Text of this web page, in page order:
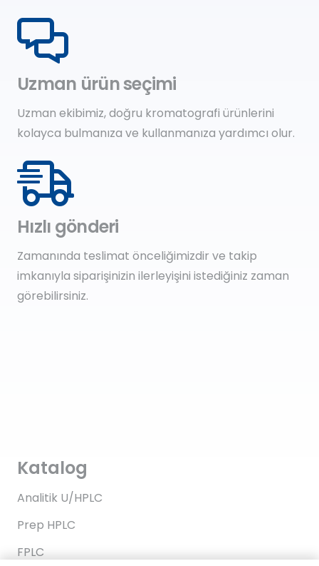
Uzman ürün seçimi
Uzman ekibimiz, doğru kromatografi ürünlerini
kolayca bulmanıza ve kullanmanıza yardımcı olur.
Hızlı gönderi
Zamanında teslimat önceliğimizdir ve takip
imkanıyla siparişinizin ilerleyişini istediğiniz zaman
görebilirsiniz.
Katalog
Analitik U/HPLC
Prep HPLC
FPLC